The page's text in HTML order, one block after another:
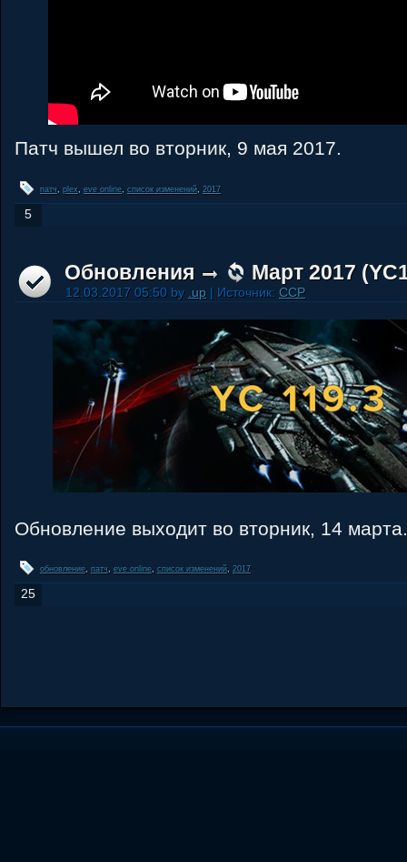
Патч вышел во вторник, 9 мая 2017.
патч plex eve online, список изменений 2017
5
Обновления Март 2017
12.03.2017 05:50 by .up | Источник: CCP
Обновление выходит во вторник, 14 марта.
обновление, патч, eve online, список изменений, 2017
25